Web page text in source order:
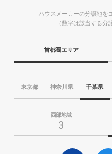
ハウスメーカーの分譲地を
（数字は該当する分
首都圏エリア
東京都 神奈川県 千葉県
西部地域
3